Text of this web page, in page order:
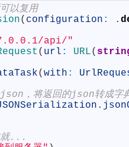
以复用
( configuration : .
api/"
( url : URL(
( with :
，将返回的json转成字
.
就...